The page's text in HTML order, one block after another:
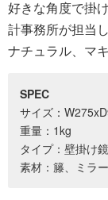
好きな角度で掛
計事務所が担当
ナチュラル、マ
SPEC
サイズ：
重量：1kg
タイプ：壁掛け
素材：籐、ミラ